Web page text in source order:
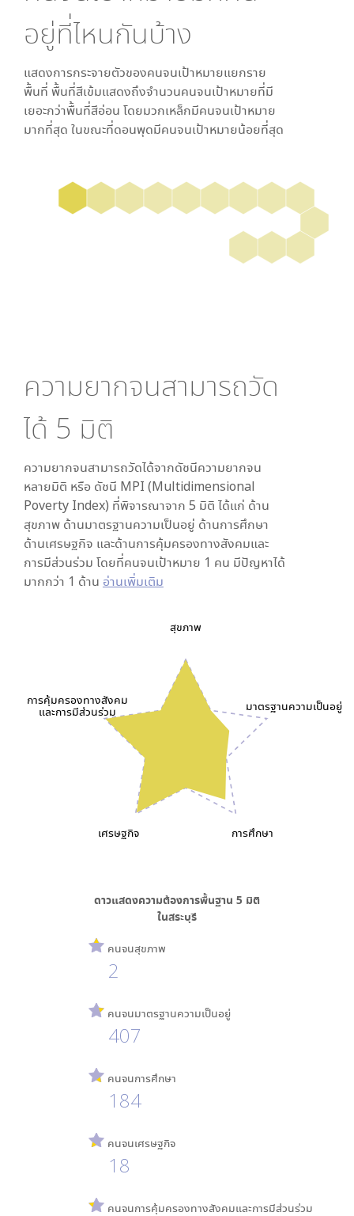
อยู่ที่ไหนกันบ้าง
แสดงการกระจายตัวของคนจนเป้าหมายแยกราย
พื้นที่ พื้นที่สีเข้มแสดงถึงจำนวนคนจนเป้าหมายที่มี
เยอะกว่าพื้นที่สีอ่อน โดยมวกเหล็กมีคนจนเป้าหมาย
มากที่สุด ในขณะที่ดอนพุดมีคนจนเป้าหมายน้อยที่สุด
ความยากจนสามารถวัด
ได้ 5 มิติ
ความยากจนสามารถวัดได้จากดัชนีความยากจน
หลายมิติ หรือ ดัชนี MPI (Multidimensional
Poverty Index) ที่พิจารณาจาก 5 มิติ ได้แก่ ด้าน
สุขภาพ ด้านมาตรฐานความเป็นอยู่ ด้านการศึกษา
ด้านเศรษฐกิจ และด้านการคุ้มครองทางสังคมและ
การมีส่วนร่วม โดยที่คนจนเป้าหมาย 1 คน มีปัญหาได้
มากกว่า 1 ด้าน อ่านเพิ่มเติม
สุขภาพ
มาตรฐานความเป็นอยู่
การศึกษา
เศรษฐกิจ
การคุ้มครองทางสังคม
และการมีส่วนร่วม
ดาวแสดงความต้องการพื้นฐาน 5 มิติ
ในสระบุรี
คนจนสุขภาพ
2
คนจนมาตรฐานความเป็นอยู่
407
คนจนการศึกษา
184
คนจนเศรษฐกิจ
18
คนจนการคุ้มครองทางสังคมและการมีส่วนร่วม